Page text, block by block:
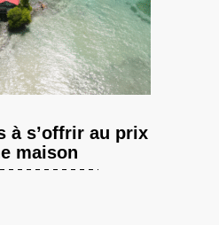
à s’offrir au prix
maison